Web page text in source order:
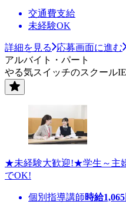
交通費支給
未経験OK
詳細を見る
応募画面に進む
アルバイト・パート
やる気スイッチのスクール
★未経験大歓迎!★学生～主
でOK!
個別指導講師時給1,065